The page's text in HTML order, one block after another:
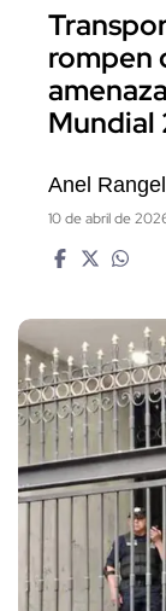
rompen
Mundial
Anel Rangel
10 de abril de